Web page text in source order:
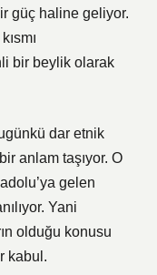
güç haline geliyor.
bir beylik olarak
dar etnik
anlam taşıyor. O
gelen
Yani
olduğu konusu
kabul.